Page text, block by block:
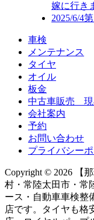
嫁に行き
2025/6/4
車検
メンテナンス
タイヤ
オイル
板金
中古車販売 現
会社案内
予約
お問い合わせ
プライバシー
Copyright © 2026 【
村・常陸太田市・常
ース・自動車車検整
店です。タイヤも格